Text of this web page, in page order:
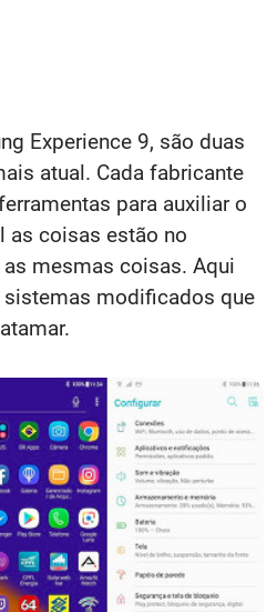
Experience 9, são duas
atual. Cada fabricante
para auxiliar o
as coisas estão no
mesmas coisas. Aqui
modificados que